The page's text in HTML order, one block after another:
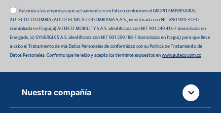
Autorizo a las empresas que actualmente o en futuro conformen el GRUPO EMPRESARIAL
AUTECO COLOMBIA (AUTOTECNICA COLOMBIANA S.A.S., identificada con NIT 890.900.317-0
domiciliada en Itagüí, ii) AUTECO MOBILITY S.A.S. identificada con NIT 901.249.413-7 domiciliada en
Envigado, iii) SYNERGIX S.A.S. identificada con NIT 901.259.188-7 domiciliada en Itagüí,) para que lleve
a cabo el Tratamiento de mis Datos Personales de conformidad con su Política de Tratamiento de
Datos Personales. Confirmo que he leído y acepto los términos expuestos enwww.auteco.com.co
Nuestra compañía
Quiénes somos